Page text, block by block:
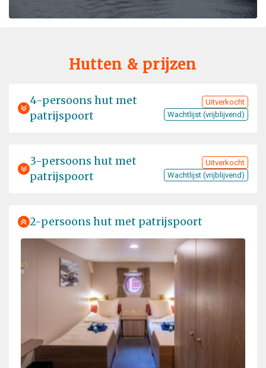
Hutten & prijzen
4-persoons hut met
patrijspoort
Uitverkocht
Wachtlijst (vrijblijvend)
3-persoons hut met
patrijspoort
Uitverkocht
Wachtlijst (vrijblijvend)
2-persoons hut met patrijspoort